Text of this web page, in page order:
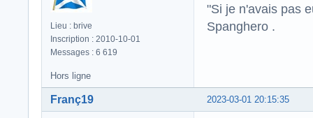
Lieu : brive
Inscription : 2010-10-01
Messages : 6 619
"Si je n'avais pas
Spanghero .
Hors ligne
2023-03-01 20:15:35
Franç19